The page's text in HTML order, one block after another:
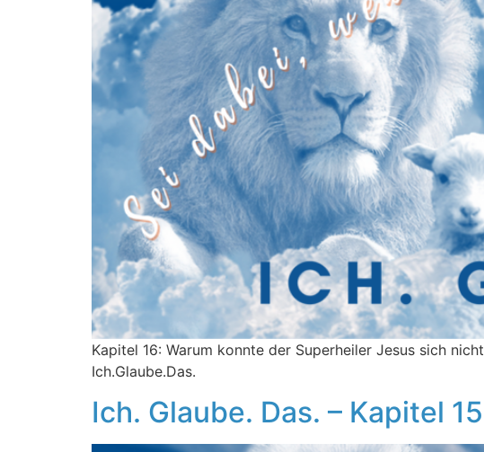
Kapitel 16: Warum konnte der Superheiler Jesus sich
Ich.Glaube.Das.
Ich. Glaube. Das. – Kapitel 15